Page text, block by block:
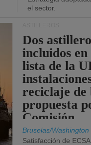
el sector.
Dos
incluidos
lista de la
reciclaje de
propuesta
Comisión.
Bruselas/Washington
Satisfacción de